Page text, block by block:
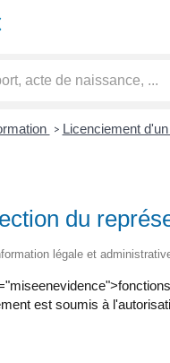
> Licenciement
du
légale et
est soumis à